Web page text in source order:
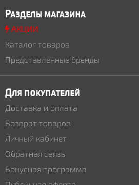
Разделы магазина
АКЦИИ
Каталог товаров
Представленные бренды
Для покупателей
Доставка и оплата
Возврат товаров
Личный кабинет
Обратная связь
Бонусная программа